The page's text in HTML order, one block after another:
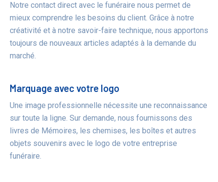
Notre contact direct avec le funéraire nous permet de
mieux comprendre les besoins du client. Grâce à notre
créativité et à notre savoir-faire technique, nous apportons
toujours de nouveaux articles adaptés à la demande du
marché.
Marquage avec votre logo
Une image professionnelle nécessite une reconnaissance
sur toute la ligne. Sur demande, nous fournissons des
livres de Mémoires, les chemises, les boîtes et autres
objets souvenirs avec le logo de votre entreprise
funéraire.